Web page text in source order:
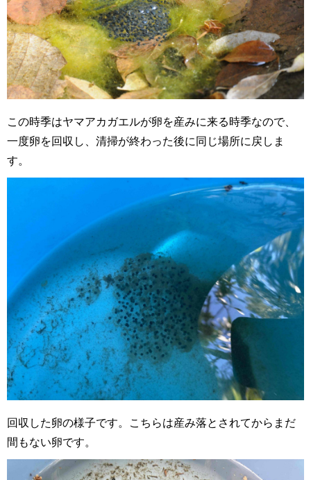
この時季はヤマアカガエルが卵を産みに来る時季なので、
一度卵を回収し、清掃が終わった後に同じ場所に戻しま
す。
回収した卵の様子です。こちらは産み落とされてからまだ
間もない卵です。